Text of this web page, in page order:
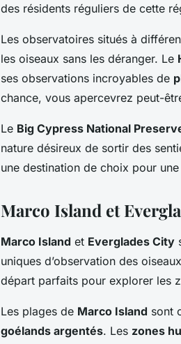
des résidents réguliers de cette
Les observatoires situés à
les oiseaux sans les déranger. Le
ses observations incroyables de
chance, vous apercevrez peut-
Le Big Cypress National
nature désireux de sortir des
une destination de choix pour
Marco Island et
Marco Island et Everglades City
uniques d’observation des
départ parfaits pour explorer les
Les plages de Marco Island sont
goélands argentés. Les zones